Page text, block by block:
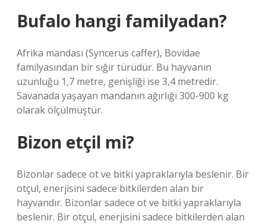
Bufalo hangi familyadan?
Afrika mandası (Syncerus caffer), Bovidae
familyasından bir sığır türüdür. Bu hayvanın
uzunluğu 1,7 metre, genişliği ise 3,4 metredir.
Savanada yaşayan mandanın ağırlığı 300-900 kg
olarak ölçülmüştür.
Bizon etçil mi?
Bizonlar sadece ot ve bitki yapraklarıyla beslenir. Bir
otçul, enerjisini sadece bitkilerden alan bir
hayvandır. Bizonlar sadece ot ve bitki yapraklarıyla
beslenir. Bir otçul, enerjisini sadece bitkilerden alan